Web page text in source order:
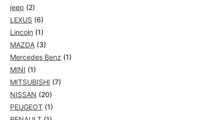
jeep (2)
LEXUS (6)
Lincoln (1)
MAZDA (3)
Mercedes Benz (1)
MINI (1)
MITSUBISHI (7)
NISSAN (20)
PEUGEOT (1)